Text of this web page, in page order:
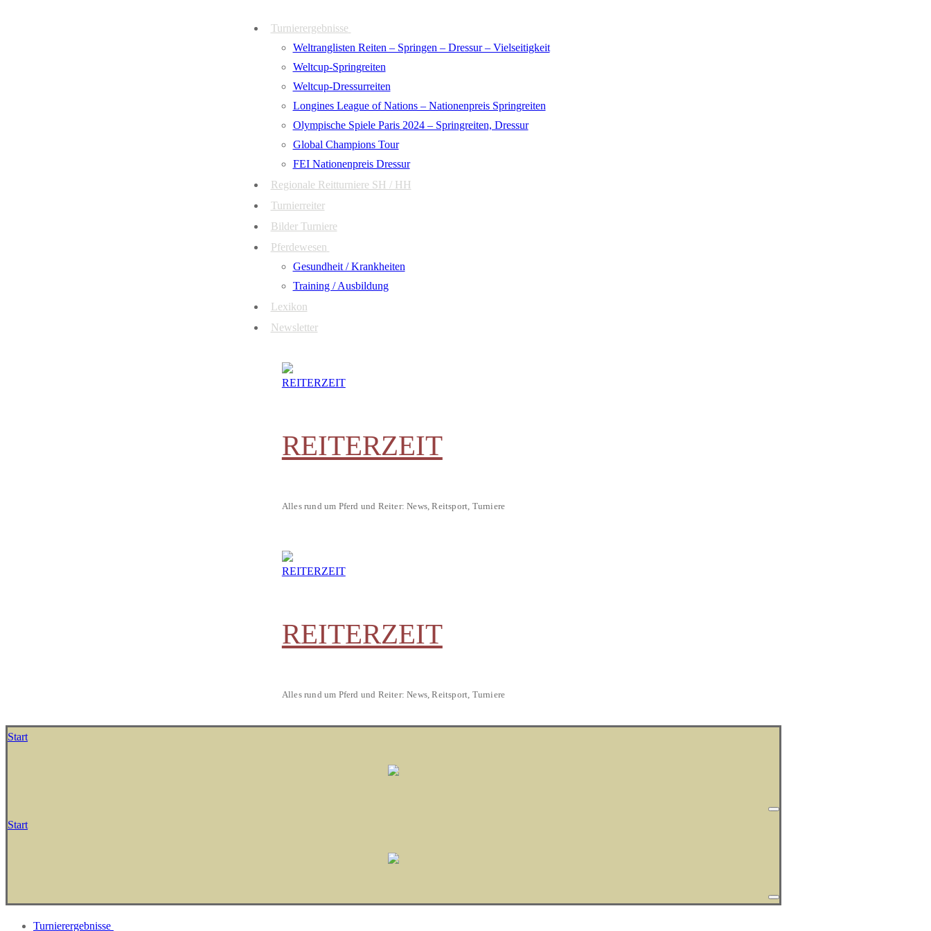
Turnierergebnisse
Weltranglisten Reiten – Springen – Dressur – Vielseitigkeit
Weltcup-Springreiten
Weltcup-Dressurreiten
Longines League of Nations – Nationenpreis Springreiten
Olympische Spiele Paris 2024 – Springreiten, Dressur
Global Champions Tour
FEI Nationenpreis Dressur
Regionale Reitturniere SH / HH
Turnierreiter
Bilder Turniere
Pferdewesen
Gesundheit / Krankheiten
Training / Ausbildung
Lexikon
Newsletter
REITERZEIT
Alles rund um Pferd und Reiter: News, Reitsport, Turniere
REITERZEIT
Alles rund um Pferd und Reiter: News, Reitsport, Turniere
Start
Start
Turnierergebnisse